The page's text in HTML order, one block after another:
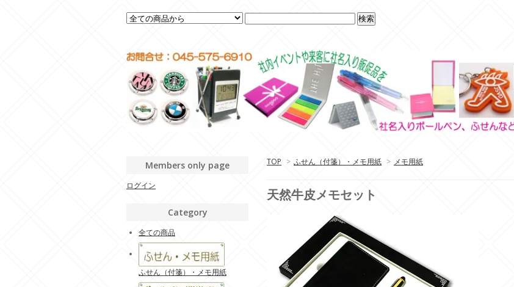
TOP > ふせん（付箋）・メモ用紙 > メモ用紙
天然牛皮メモセット
Members only page
ログイン
Category
全ての商品
ふせん（付箋）・メモ用紙